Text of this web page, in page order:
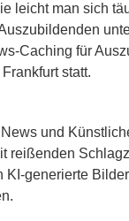
leicht man sich
Caching für
Frankfurt statt.
und
reißenden
generierte